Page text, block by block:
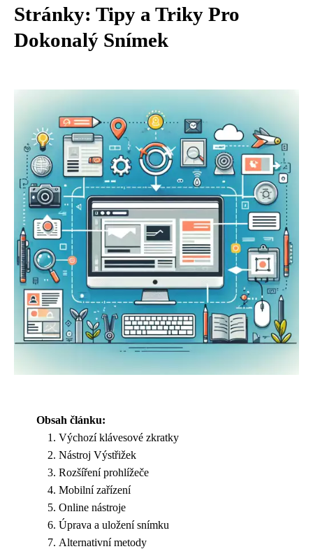
Stránky: Tipy a Triky Pro
Dokonalý Snímek
Obsah článku:
Výchozí klávesové zkratky
Nástroj Výstřižek
Rozšíření prohlížeče
Mobilní zařízení
Online nástroje
Úprava a uložení snímku
Alternativní metody